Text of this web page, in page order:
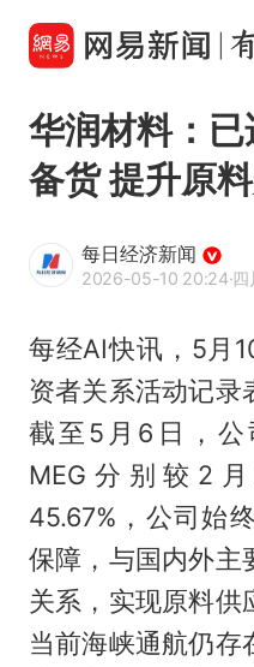
华润材料：
备货 提升原
每日经济新闻
2026-05-10 20:24·四
每经AI快讯，5月
资者关系活动记录
截至5月6日，公
MEG分别较2
45.67%，公司始
保障，与国内外主
关系，实现原料供
当前海峡通航仍存